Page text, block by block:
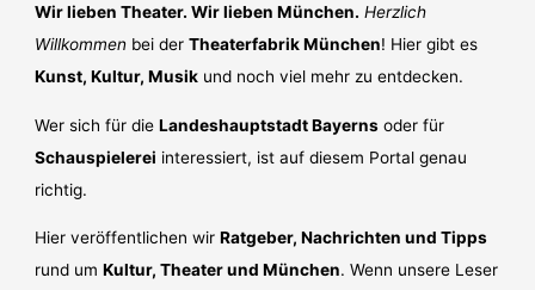
Wir lieben Theater. Wir lieben München. Herzlich
Willkommen bei derTheaterfabrik München! Hier gibt es
Kunst, Kultur, Musik und noch viel mehr zu entdecken.
Wer sich für dieLandeshauptstadt Bayerns oder für
Schauspielerei interessiert, ist auf diesem Portal genau
richtig.
Hier veröffentlichen wirRatgeber, Nachrichten und Tipps
rund umKultur, Theater und München. Wenn unsere Leser